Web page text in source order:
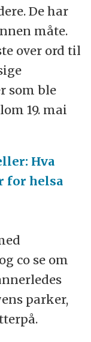
De har
måte.
over ord til
som ble
19. mai
Hva
for helsa
co se om
parker,